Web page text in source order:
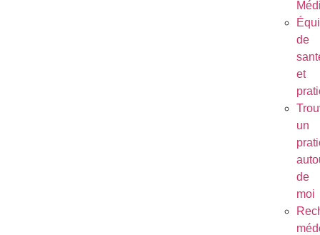
de
et
un
de
moi